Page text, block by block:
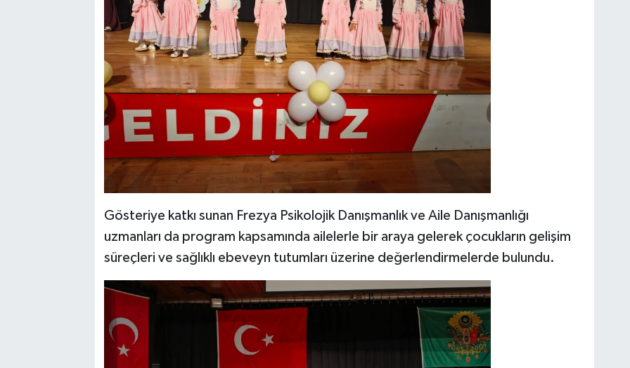
Gösteriye katkı sunan Frezya Psikolojik Danışmanlık ve Aile Danışmanlığı
uzmanları da program kapsamında ailelerle bir araya gelerek çocukların gelişim
süreçleri ve sağlıklı ebeveyn tutumları üzerine değerlendirmelerde bulundu.